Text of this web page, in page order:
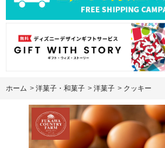
ホーム > 洋菓子・和菓子 > 洋菓子 > クッキー